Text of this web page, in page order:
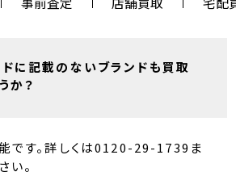
に記載のないブランドも買取
か？
です。詳しくは0120-29-1739ま
い。